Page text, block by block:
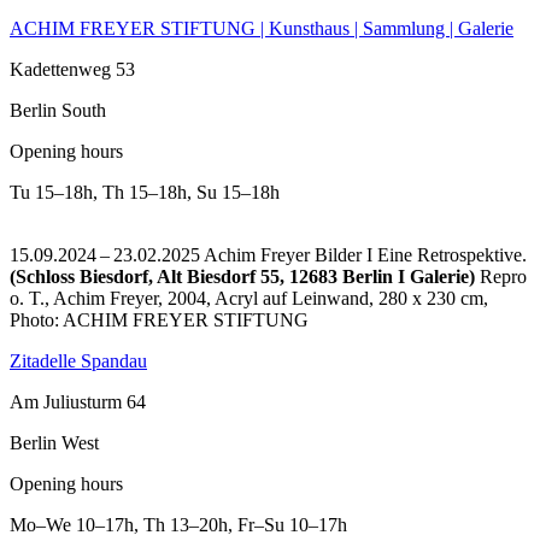
ACHIM FREYER STIFTUNG | Kunsthaus | Sammlung | Galerie
Kadettenweg 53
Berlin South
Opening hours
Tu 15–18h, Th 15–18h, Su 15–18h
15.09.2024 – 23.02.2025 Achim Freyer Bilder I Eine Retrospektive.
(Schloss Biesdorf, Alt Biesdorf 55, 12683 Berlin I Galerie) Repro
o. T., Achim Freyer, 2004, Acryl auf Leinwand, 280 x 230 cm,
Photo: ACHIM FREYER STIFTUNG
Zitadelle Spandau
Am Juliusturm 64
Berlin West
Opening hours
Mo–We 10–17h, Th 13–20h, Fr–Su 10–17h